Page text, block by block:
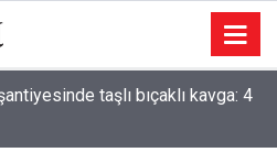
taşlı bıçaklı kavga: 4